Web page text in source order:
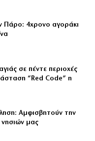
Πάρο: 4χρονο αγοράκι
σε πέντε περιοχές
“Red Code” η
Αμφισβητούν την
νησιών μας